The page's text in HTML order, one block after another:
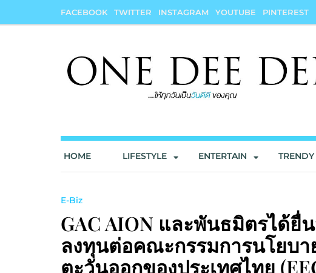
FACEBOOK TWITTER INSTAGRAM YOUTUBE PINTEREST
HOME LIFESTYLE ENTERTAIN TRENDY
E-Biz
GAC AION และพันธมิตรได้ยื่
ลงทุนต่อคณะกรรมการนโยบา
ตะวันออกของประเทศไทย